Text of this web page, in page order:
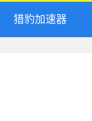
猎豹加速器